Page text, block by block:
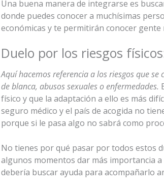
Una buena manera de integrarse es
donde puedes conocer a muchísimas
económicas y te permitirán conocer gente
Duelo por los riesgos
Aquí hacemos referencia a los riesgos que
de blanca, abusos sexuales o enfermedades.
físico y que la adaptación a ello es más
seguro médico y el país de acogida no
porque si le pasa algo no sabrá como
No tienes por qué pasar por todos estos
algunos momentos dar más importancia
debería buscar ayuda para acompañarlo